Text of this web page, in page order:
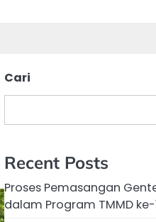
Cari
Recent Posts
Proses Pemasangan
dalam Program TMMD ke-